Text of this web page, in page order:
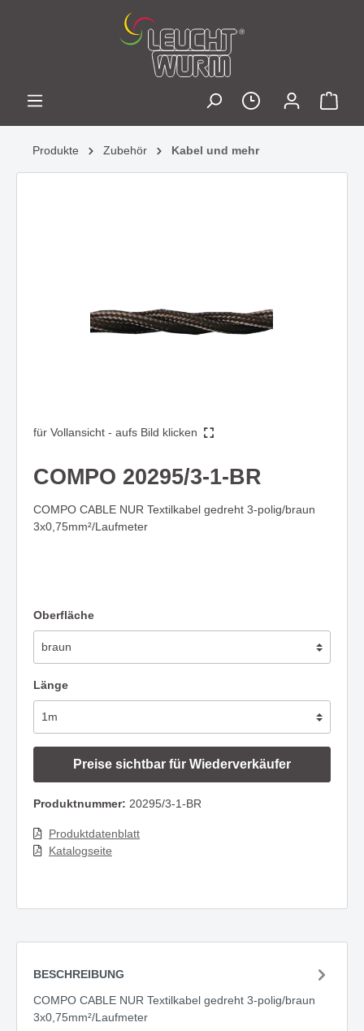
Produkte Zubehör Kabel und mehr
für Vollansicht - aufs Bild klicken
COMPO 20295/3-1-BR
COMPO CABLE NUR Textilkabel gedreht 3-polig/braun
3x0,75mm²/Laufmeter
Oberfläche
Länge
Preise sichtbar für Wiederverkäufer
Produktnummer: 20295/3-1-BR
Produktdatenblatt
Katalogseite
BESCHREIBUNG
COMPO CABLE NUR Textilkabel gedreht 3-polig/braun
3x0,75mm²/Laufmeter